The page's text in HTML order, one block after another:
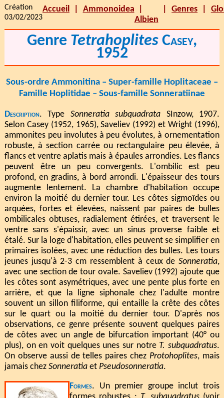
Création
03/02/2023
Accueil
Ammonoidea
Albien
Genres
Genre Tetrahoplites Casey,
1952
Sous-ordre Ammonitina – Super-famille Hoplitaceae –
Famille Hoplitidae – Sous-famille Sonneratiinae
Description. Type Sonneratia subquadrata SInzow, 1907.
Selon Casey (1952, 1965), Saveliev (1992) et Wright (1996),
ammonites peu involutes à peu évolutes, à ornementation
robuste, à section carrée ou rectangulaire peu élevée, à
flancs et ventre aplatis mais à épaules arrondies. Les flancs
peuvent être un peu convergents. L'ombilic est peu
profond, en gradins, à bord arrondi. L'épaisseur des tours
augmente lentement. La chambre d'habitation occupe
environ la moitié du dernier tour. Les côtes sigmoïdes ou
arquées, fortes et élevées, naissent par paires de bulles
ombilicales obtuses, radialement étirées, et traversent le
ventre sans s'épaissir, avec un sinus proverse faible et
étalé. Sur la loge d'habitation, elles peuvent se simplifier en
primaires isolées, avec une réduction des bulles. Les tours
jeunes jusqu'à 2-3 cm ressemblent à ceux deSonneratia,
avec une section de tour ovale. Saveliev (1992) ajoute que
les côtes sont asymétriques, avec une pente plus forte en
arrière, et que la ligne siphonale chez l'adulte montre
souvent un sillon filiforme, qui entaille la crête des côtes
sur le quart ou la moitié du dernier tour. D'après nos
observations, ce genre présente souvent quelques paires
de côtes avec un angle de bifurcation important (40° ou
plus), on en voit quelques unes sur notre T. subquadratus.
On observe aussi de telles paires chez Protohoplites, mais
jamais chez Sonneratiaet Pseudosonneratia.
Formes. Un premier groupe inclut trois